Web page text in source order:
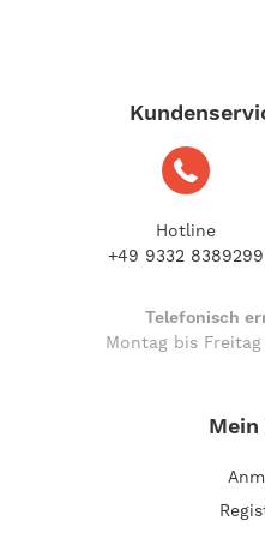
Hotline
+49 9332 8389299
Telefonisch
Montag bis